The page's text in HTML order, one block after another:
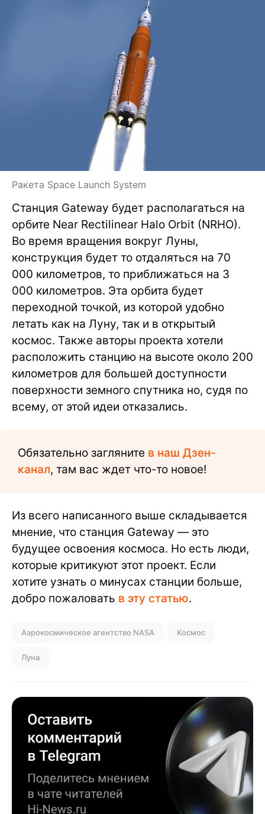
Ракета Space Launch System
Станция Gateway будет располагаться на
орбите Near Rectilinear Halo Orbit (NRHO).
Во время вращения вокруг Луны,
конструкция будет то отдаляться на 70
000 километров, то приближаться на 3
000 километров. Эта орбита будет
переходной точкой, из которой удобно
летать как на Луну, так и в открытый
космос. Также авторы проекта хотели
расположить станцию на высоте около 200
километров для большей доступности
поверхности земного спутника но, судя по
всему, от этой идеи отказались.
Обязательно загляните в наш Дзен-
канал, там вас ждет что-то новое!
Из всего написанного выше складывается
мнение, что станция Gateway — это
будущее освоения космоса. Но есть люди,
которые критикуют этот проект. Если
хотите узнать о минусах станции больше,
добро пожаловать в эту статью.
Аэрокосмическое агентство NASA Космос
Луна